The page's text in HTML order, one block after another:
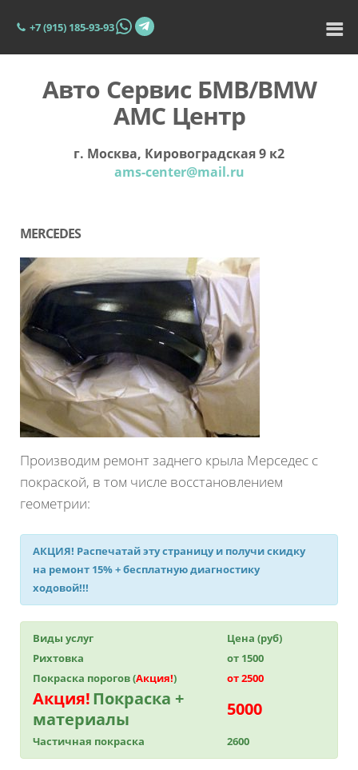
+7 (915) 185-93-93
Авто Сервис БМВ/BMW
АМС Центр
г. Москва, Кировоградская 9 к2
ams-center@mail.ru
MERCEDES
Производим ремонт заднего крыла Мерседес с
покраской, в том числе восстановлением
геометрии:
АКЦИЯ! Распечатай эту страницу и получискидку
на ремонт 15%+ бесплатную диагностику
ходовой!!!
Виды услуг
Цена (руб)
Рихтовка
от 1500
Покраска порогов (Акция!) от 2500
Акция!Покраска +
материалы
5000
Частичная покраска 2600